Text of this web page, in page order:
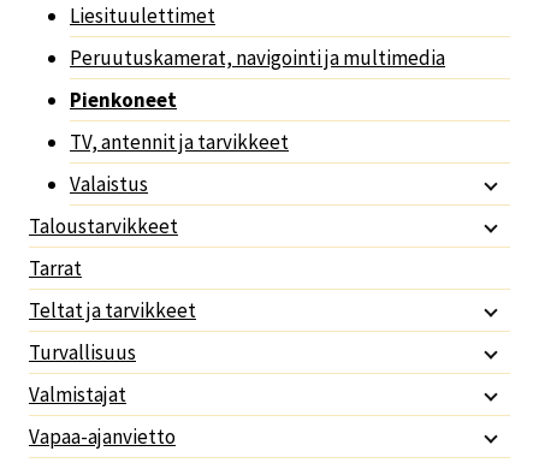
Liesituulettimet
Peruutuskamerat, navigointi ja multimedia
Pienkoneet
TV, antennit ja tarvikkeet
Valaistus
Taloustarvikkeet
Tarrat
Teltat ja tarvikkeet
Turvallisuus
Valmistajat
Vapaa-ajanvietto